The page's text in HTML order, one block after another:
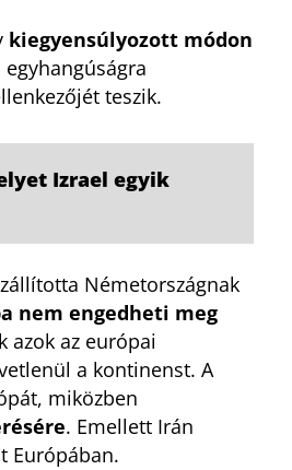
kiegyensúlyozott módon
teszik.
Izrael egyik
Németországnak
nem engedheti meg
azok az európai
a kontinenst. A
miközben
. Emellett Irán
Európában.